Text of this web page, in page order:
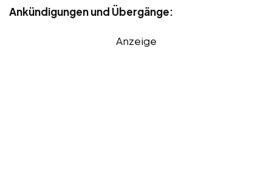
Ankündigungen und Übergänge:
Anzeige